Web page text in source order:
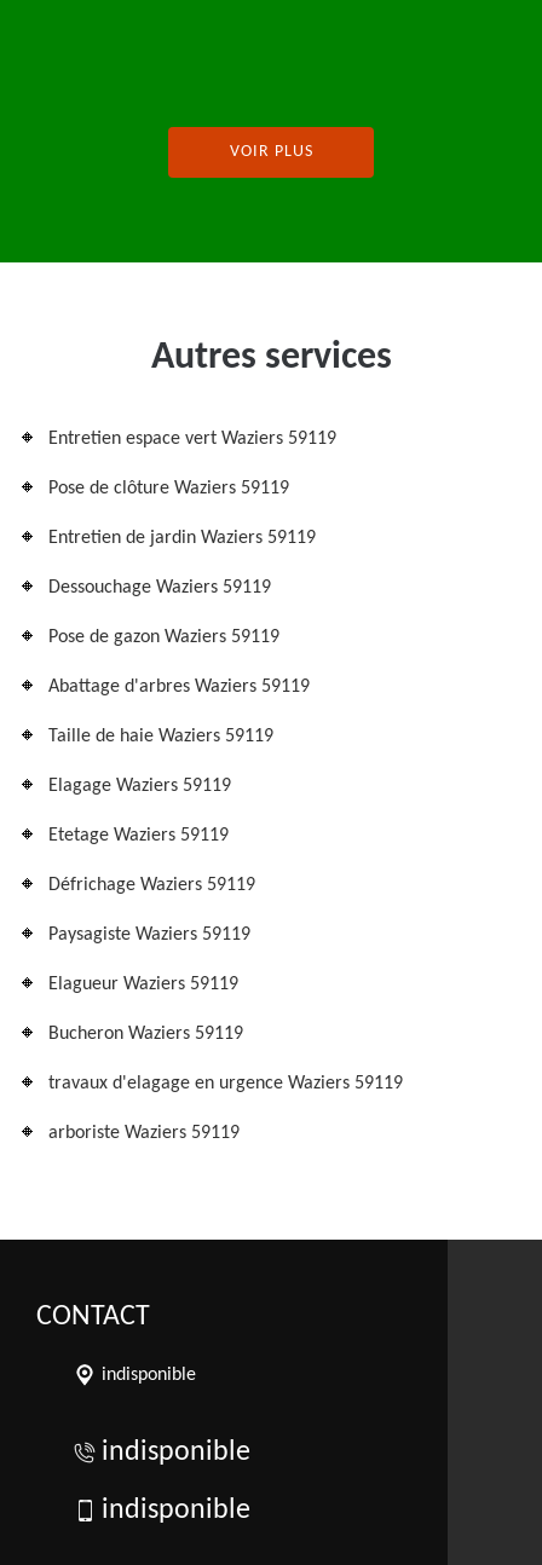
VOIR PLUS
Autres services
Entretien espace vert Waziers 59119
Pose de clôture Waziers 59119
Entretien de jardin Waziers 59119
Dessouchage Waziers 59119
Pose de gazon Waziers 59119
Abattage d'arbres Waziers 59119
Taille de haie Waziers 59119
Elagage Waziers 59119
Etetage Waziers 59119
Défrichage Waziers 59119
Paysagiste Waziers 59119
Elagueur Waziers 59119
Bucheron Waziers 59119
travaux d'elagage en urgence Waziers 59119
arboriste Waziers 59119
CONTACT
indisponible
indisponible
indisponible